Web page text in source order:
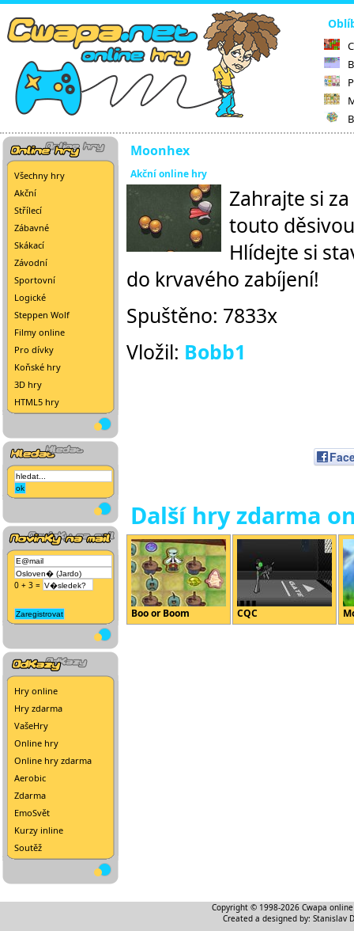
Všechny hry
Akční
Střílecí
Zábavné
Skákací
Závodní
Sportovní
Logické
Steppen Wolf
Filmy online
Pro dívky
Koňské hry
3D hry
HTML5 hry
0 + 3 =
Hry online
Hry zdarma
VašeHry
Online hry
Online hry zdarma
Aerobic
Zdarma
EmoSvět
Kurzy inline
Soutěž
Moonhex
Akční online hry
Zahrajte si
touto
Hlídejte si
do krvavého zabíjení!
Spuštěno: 7833x
Vložil: Bobb1
Další hry zdarma
Boo or Boom CQC
Copyright © 1998-2026 Cwapa
Created a designed by: Stanislav